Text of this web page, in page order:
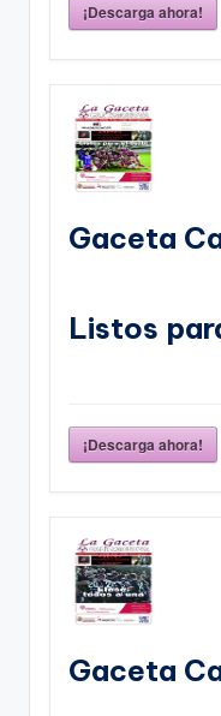
¡Descarga ahora!
Gaceta
Listos
¡Descarga ahora!
Gaceta